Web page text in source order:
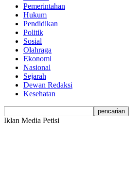
Pemerintahan
Hukum
Pendidikan
Politik
Sosial
Olahraga
Ekonomi
Nasional
Sejarah
Dewan Redaksi
Kesehatan
Iklan Media Petisi